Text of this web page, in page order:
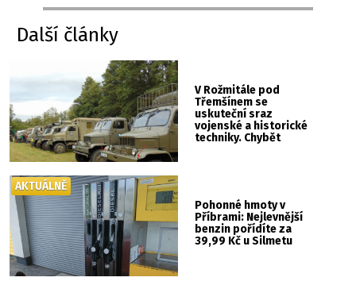
Další články
V Rožmitále pod
Třemšínem se
uskuteční sraz
vojenské a historické
techniky. Chybět
Pohonné hmoty v
Příbrami: Nejlevnější
benzin pořídíte za
39,99 Kč u Silmetu
AKTUÁLNĚ